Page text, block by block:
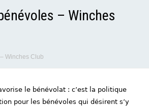
– Winches
Winches Club
le bénévolat : c’est la politique
pour les bénévoles qui désirent s’y